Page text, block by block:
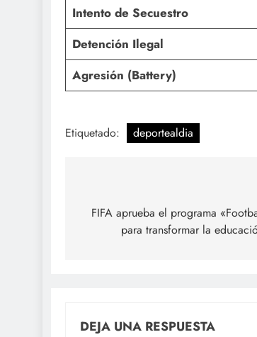
Intento de Secuestro
Detención Ilegal
Agresión (Battery)
Etiquetado: deportealdia
de
entradas
FIFA aprueba el programa
para transformar la
DEJA UNA RESPUESTA